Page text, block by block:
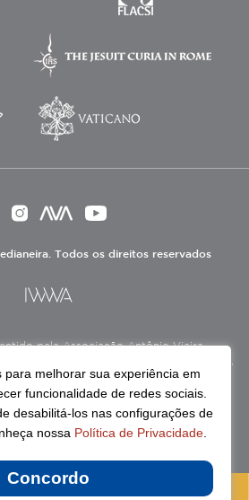
Todos os direitos reservados
pela Associação Antônio Vieira
privado sem fins lucrativos, filantrópica,
assistencial e beneficente, certificada
de Assistência Social (CEBAS), nas áreas
para melhorar sua experiência em
funcionalidade de redes sociais.
desabilitá-los nas configurações de
nossa Política de Privacidade.
Concordo